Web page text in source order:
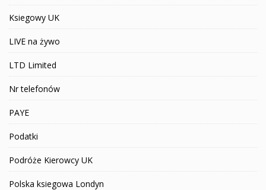
Ksiegowy UK
LIVE na żywo
LTD Limited
Nr telefonów
PAYE
Podatki
Podróże Kierowcy UK
Polska ksiegowa Londyn